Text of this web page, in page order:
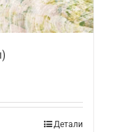
Детали